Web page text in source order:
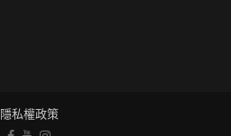
隱私權政策